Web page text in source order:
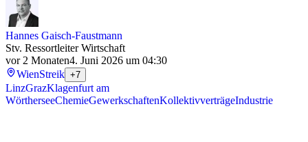
Hannes Gaisch-Faustmann
Stv. Ressortleiter Wirtschaft
vor 2 Monaten4. Juni 2026 um 04:30
WienStreik +7
LinzGrazKlagenfurt am
WörtherseeChemieGewerkschaftenKollektivverträgeIndustrie